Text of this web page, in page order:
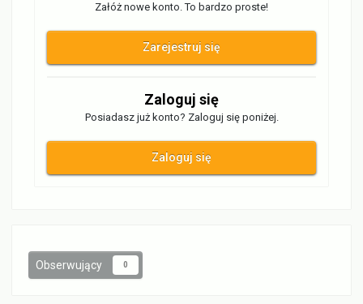
Załóż nowe konto. To bardzo proste!
Zarejestruj się
Zaloguj się
Posiadasz już konto? Zaloguj się poniżej.
Zaloguj się
Obserwujący 0